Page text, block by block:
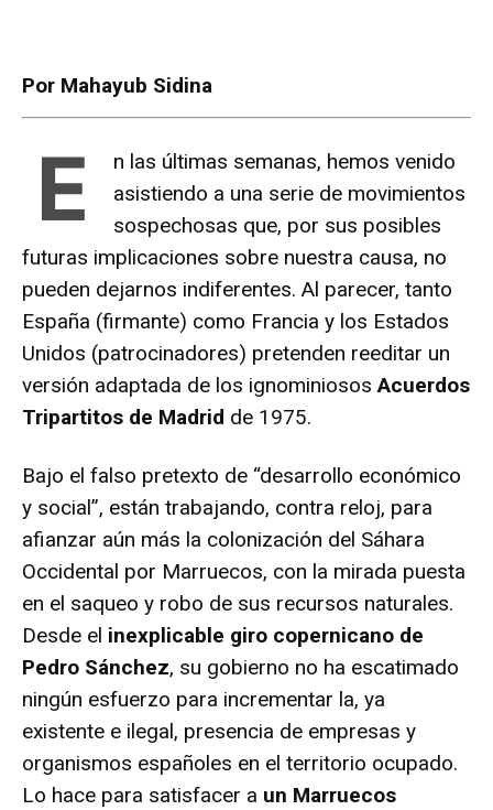
Por Mahayub Sidina
E
n las últimas semanas, hemos venido
asistiendo a una serie de movimientos
sospechosas que, por sus posibles
futuras implicaciones sobre nuestra causa, no
pueden dejarnos indiferentes. Al parecer, tanto
España (firmante) como Francia y los Estados
Unidos (patrocinadores) pretenden reeditar un
versión adaptada de los ignominiososAcuerdos
Tripartitos de Madrid de 1975.
Bajo el falso pretexto de “desarrollo económico
y social”, están trabajando, contra reloj, para
afianzar aún más la colonización del Sáhara
Occidental por Marruecos, con la mirada puesta
en el saqueo y robo de sus recursos naturales.
Desde el inexplicable giro copernicano de
Pedro Sánchez, su gobierno no ha escatimado
ningún esfuerzo para incrementar la, ya
existente e ilegal, presencia de empresas y
organismos españoles en el territorio ocupado.
Lo hace para satisfacer a un Marruecos